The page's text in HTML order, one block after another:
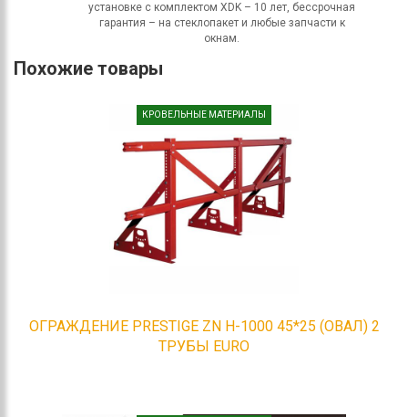
установке с комплектом XDK – 10 лет, бессрочная
гарантия – на стеклопакет и любые запчасти к
окнам.
Похожие товары
КРОВЕЛЬНЫЕ МАТЕРИАЛЫ
ОГРАЖДЕНИЕ PRESTIGE ZN H-1000 45*25 (ОВАЛ) 2
ТРУБЫ EURO